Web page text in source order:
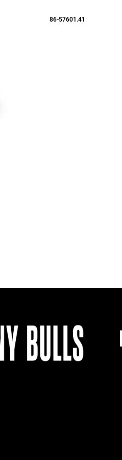
86-57601.41